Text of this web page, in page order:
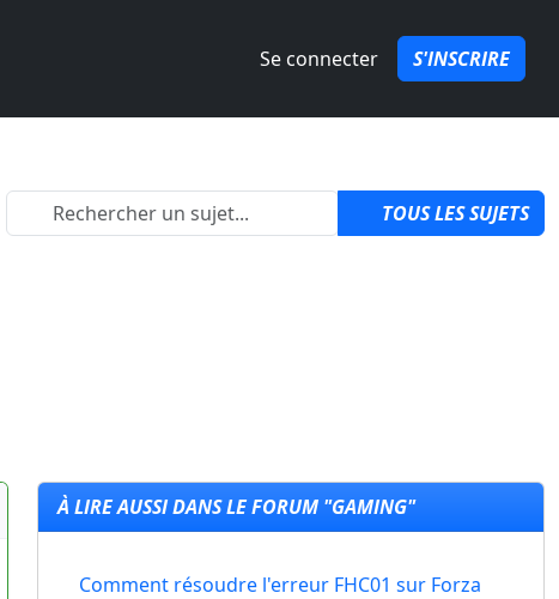
Se connecter S'INSCRIRE
2 TOUS LES SUJETS
À LIRE AUSSI DANS LE FORUM "GAMING"
Comment résoudre l'erreur FHC01 sur Forza